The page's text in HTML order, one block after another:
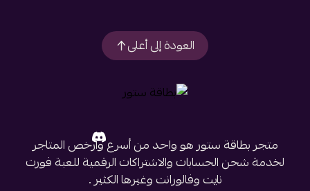
العودة إلى أعلى
متجر بطاقة ستور هو واحد من أسرع وأرخص المتاجر
لخدمة شحن الحسابات والاشتراكات الرقمية للعبة فورت
نايت وفالورانت وغيرها الكثير .